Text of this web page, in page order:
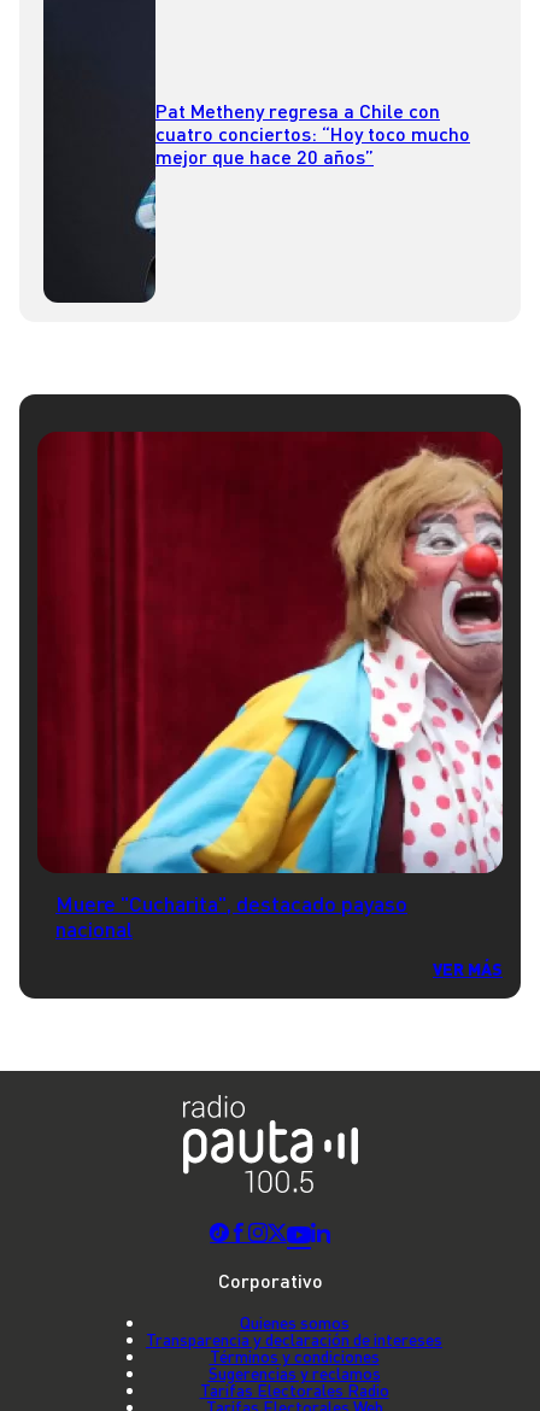
Pat Metheny regresa a Chile con
cuatro conciertos: “Hoy toco mucho
mejor que hace 20 años”
Muere "Cucharita", destacado payaso
nacional
VER MÁS
Corporativo
Quienes somos
Transparencia y declaración de intereses
Términos y condiciones
Sugerencias y reclamos
Tarifas Electorales Radio
Tarifas Electorales Web